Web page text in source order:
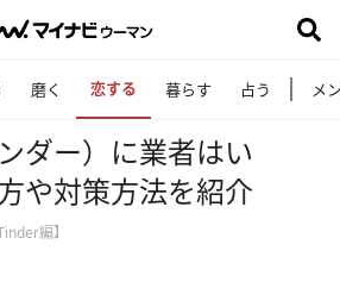
磨く 恋する 暮らす 占う メ
ダー）に業者はい
や対策方法を紹介
編】